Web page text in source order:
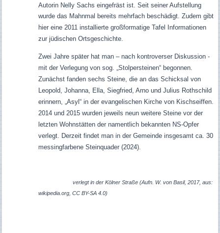
Autorin Nelly Sachs eingefräst ist. Seit seiner Aufstellung
wurde das Mahnmal bereits mehrfach beschädigt. Zudem gibt
hier eine 2011 installierte großformatige Tafel Informationen
zur jüdischen Ortsgeschichte.
Zwei Jahre später hat man – nach kontroverser Diskussion -
mit der Verlegung von sog. „Stolpersteinen“ begonnen.
Zunächst fanden sechs Steine, die an das Schicksal von
Leopold, Johanna, Ella, Siegfried, Arno und Julius Rothschild
erinnern, „Asyl“ in der evangelischen Kirche von Kischseiffen.
2014 und 2015 wurden jeweils neun weitere Steine vor der
letzten Wohnstätten der namentlich bekannten NS-Opfer
verlegt. Derzeitfindet man in der Gemeinde insgesamt ca. 30
messingfarbene Steinquader (2024).
verlegt in der Kölner Straße (Aufn. W. von Basil, 2017, aus:
wikipedia.org, CC BY-SA 4.0)